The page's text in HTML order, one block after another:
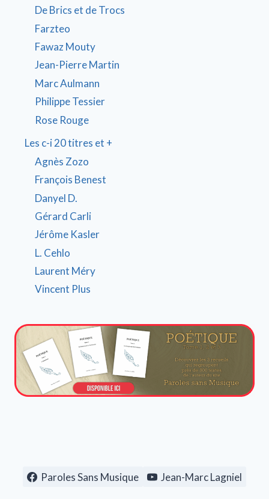
De Brics et de Trocs
Farzteo
Fawaz Mouty
Jean-Pierre Martin
Marc Aulmann
Philippe Tessier
Rose Rouge
Les c-i 20 titres et +
Agnès Zozo
François Benest
Danyel D.
Gérard Carli
Jérôme Kasler
L. Cehlo
Laurent Méry
Vincent Plus
Paroles Sans Musique Jean-Marc Lagniel